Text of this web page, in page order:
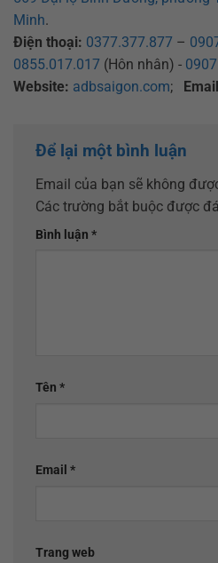
Minh.
Điện thoại: 0377.377.877 –
0855.017.017 (Hôn nhân) -
Website: adbsaigon.com;
Để lại một bình luận
Email của bạn sẽ không
Các trường bắt buộc được
Bình luận *
Tên *
Email *
Trang web